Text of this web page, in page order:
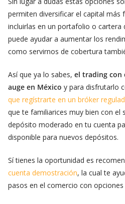
permiten diversificar el capital más
incluirlas en un portafolio o cartera
puede ayudar a aumentar los
como servirnos de cobertura
Así que ya lo sabes, el trading con
auge en México y para disfrutarlo
que regístrarte en un bróker
que te familiarices muy bien con el
depósito moderado en tu cuenta
disponible para nuevos depósitos.
Sí tienes la oportunidad es
cuenta demostración, la cual te
pasos en el comercio con